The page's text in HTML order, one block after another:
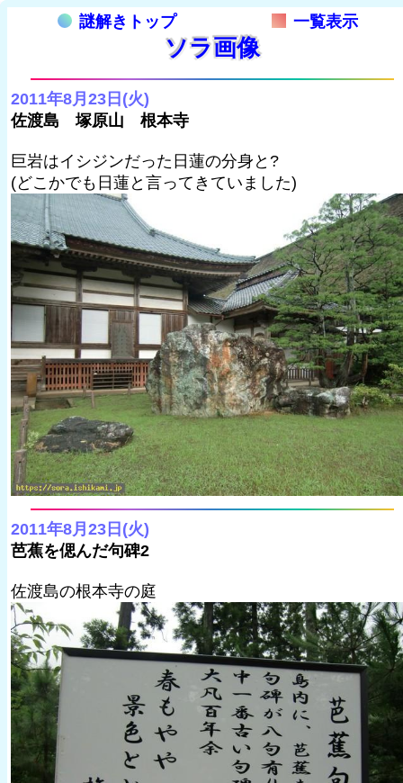
謎解きトップ 一覧表示
ソラ画像
2011年8月23日(火)
佐渡島 塚原山 根本寺
巨岩はイシジンだった日蓮の分身と?
(どこかでも日蓮と言ってきていました)
2011年8月23日(火)
芭蕉を偲んだ句碑2
佐渡島の根本寺の庭